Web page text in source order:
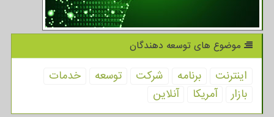
موضوع های توسعه دهندگان
اینترنت برنامه شركت توسعه
خدمات
بازار
آمریكا آنلاین